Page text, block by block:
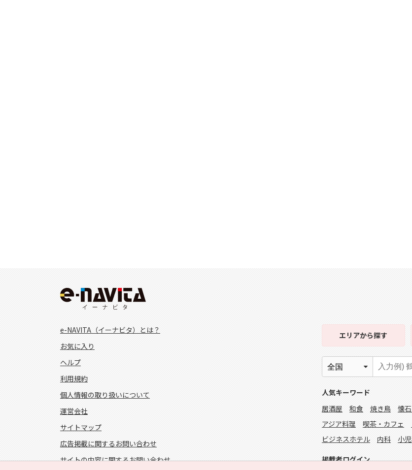
e-NAVITA（イーナビタ）とは？
お気に入り
ヘルプ
利用規約
個人情報の取り扱いについて
運営会社
サイトマップ
広告掲載に関するお問い合わせ
サイトの内容に関するお問い合わせ
エリアから探す
人気キーワード
居酒屋
和食 焼き鳥 懐
アジア料理
喫茶・カフェ
ビジネスホテル
内科 小
掲載者ログイン